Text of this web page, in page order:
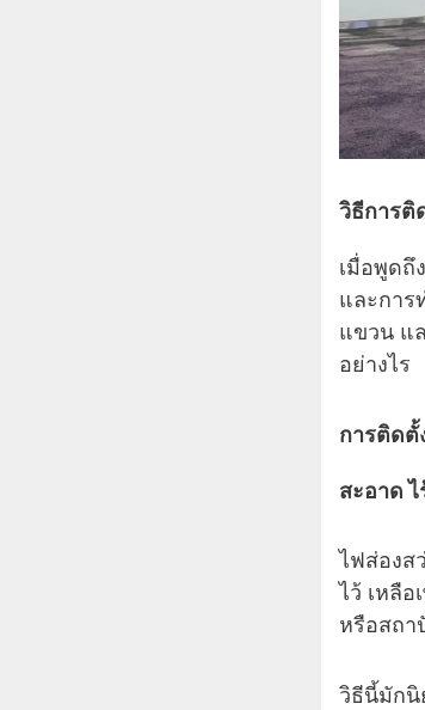
วิธีการติ
เมื่อพูดถึ
และการ
แขวน แ
อย่างไร
การติดตั้
สะอาด
ไฟส่องส
ไว้ เหลื
หรือสถา
วิธีนี้มักนิ